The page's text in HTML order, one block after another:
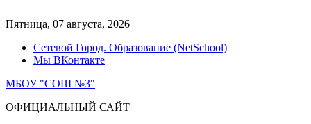
к
Пятница, 07 августа, 2026
Сетевой Город. Образование (NetSchool)
Мы ВКонтакте
МБОУ "СОШ №3"
ОФИЦИАЛЬНЫЙ САЙТ